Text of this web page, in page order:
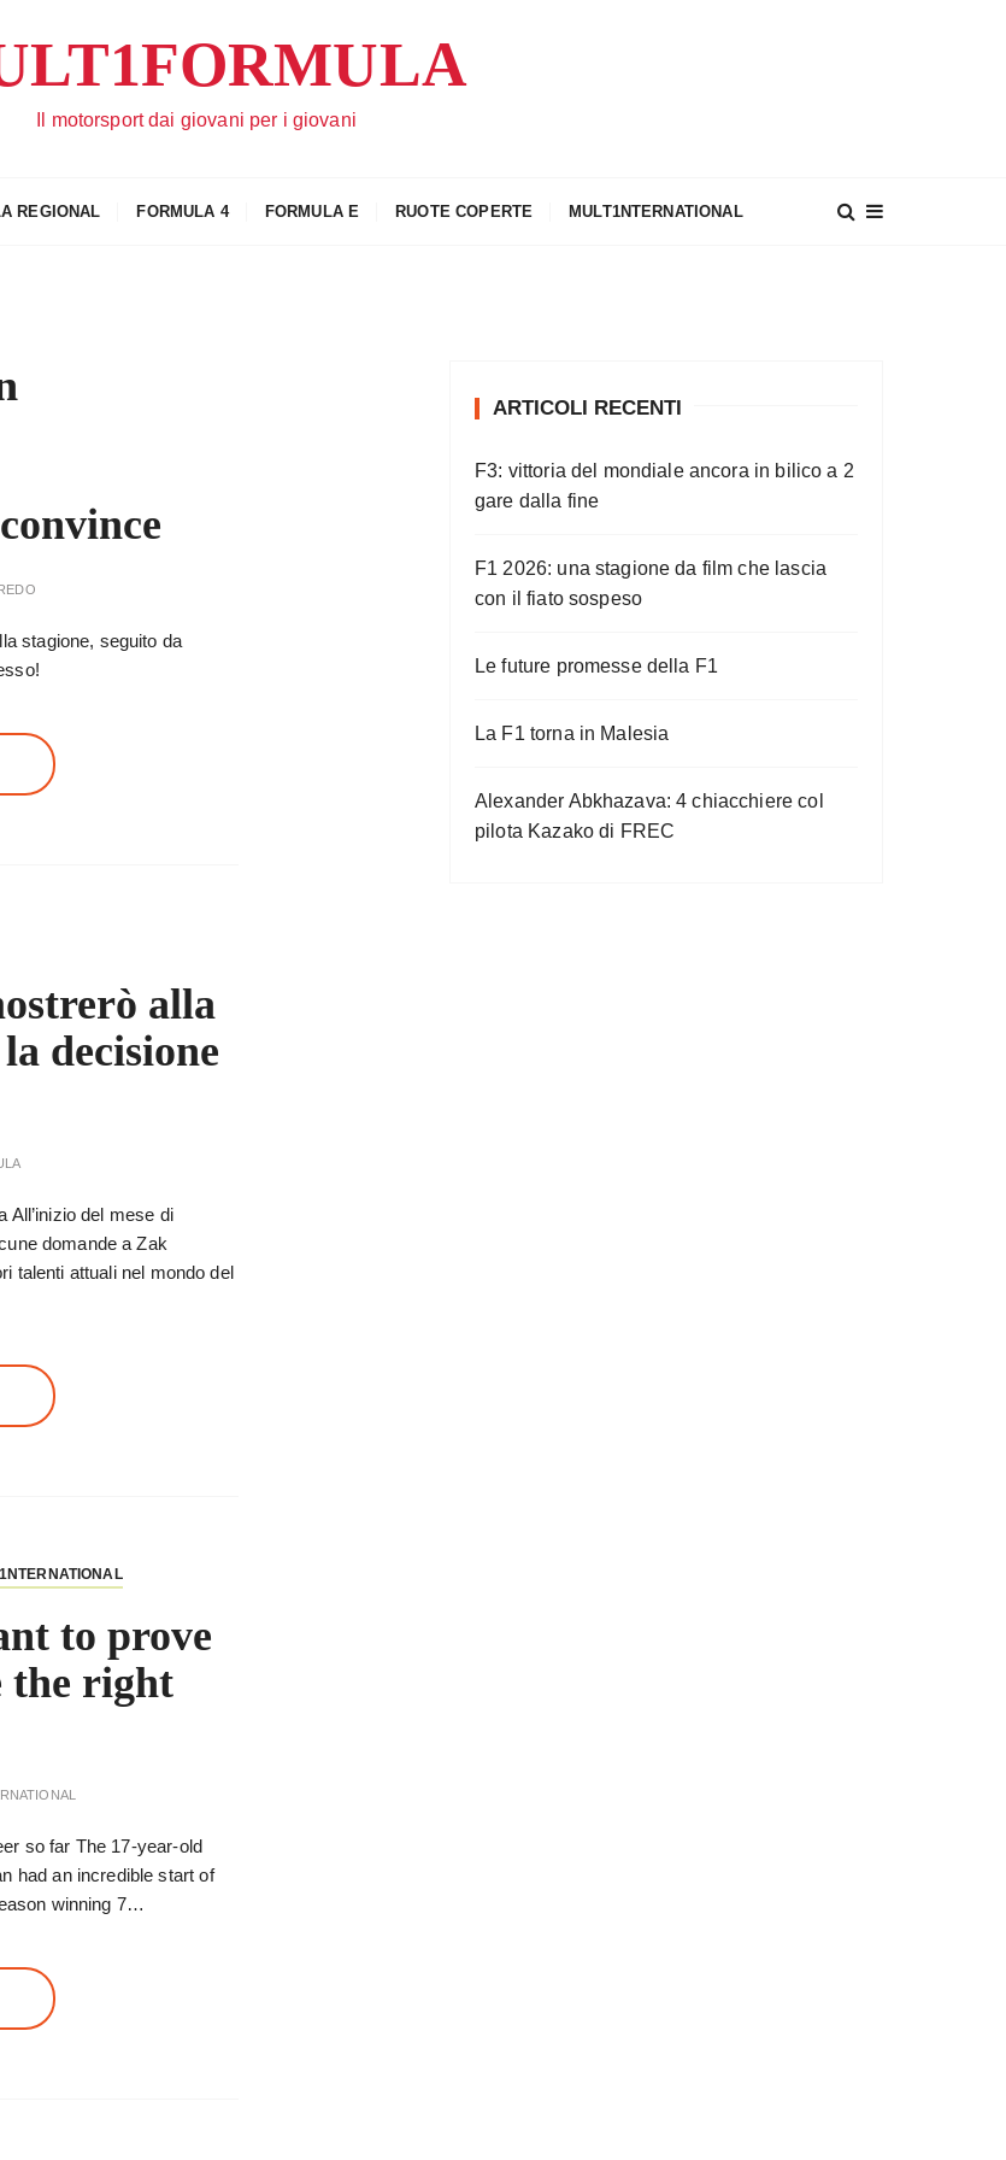
Il motorsport dai giovani per i giovani
REGIONAL FORMULA 4 FORMULA E RUOTE COPERTE MULT1NTERNATIONAL
stagione, seguito da
alla
decisione
All’inizio del mese di
domande a Zak
talenti attuali nel mondo del
to prove
the right
so far The 17-year-old
had an incredible start of
winning 7…
ARTICOLI RECENTI
F3: vittoria del mondiale ancora in bilico a 2
gare dalla fine
F1 2026: una stagione da film che lascia
con il fiato sospeso
Le future promesse della F1
La F1 torna in Malesia
Alexander Abkhazava: 4 chiacchiere col
pilota Kazako di FREC